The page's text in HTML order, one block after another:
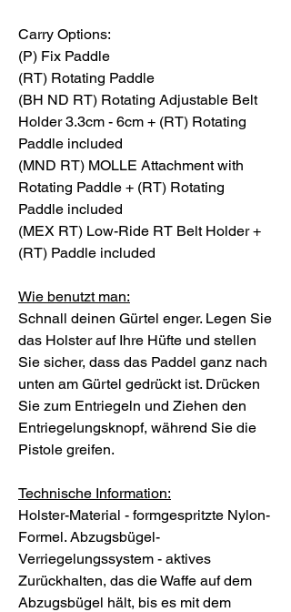
Carry Options:
(P) Fix Paddle
(RT) Rotating Paddle
(BH ND RT) Rotating Adjustable Belt
Holder 3.3cm - 6cm + (RT) Rotating
Paddle included
(MND RT) MOLLE Attachment with
Rotating Paddle + (RT) Rotating
Paddle included
(MEX RT) Low-Ride RT Belt Holder +
(RT) Paddle included
Wie benutzt man:
Schnall deinen Gürtel enger. Legen Sie
das Holster auf Ihre Hüfte und stellen
Sie sicher, dass das Paddel ganz nach
unten am Gürtel gedrückt ist. Drücken
Sie zum Entriegeln und Ziehen den
Entriegelungsknopf, während Sie die
Pistole greifen.
Technische Information:
Holster-Material - formgespritzte Nylon-
Formel. Abzugsbügel-
Verriegelungssystem - aktives
Zurückhalten, das die Waffe auf dem
Abzugsbügel hält, bis es mit dem